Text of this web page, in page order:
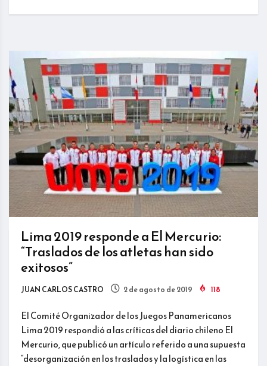
Lima 2019 responde a El Mercurio:
“Traslados de los atletas han sido
exitosos”
JUAN CARLOS CASTRO 2 de agosto de 2019 118
El Comité Organizador de los Juegos Panamericanos
Lima 2019 respondió a las críticas del diario chileno El
Mercurio, que publicó un artículo referido a una supuesta
“desorganización en los traslados y la logística en las